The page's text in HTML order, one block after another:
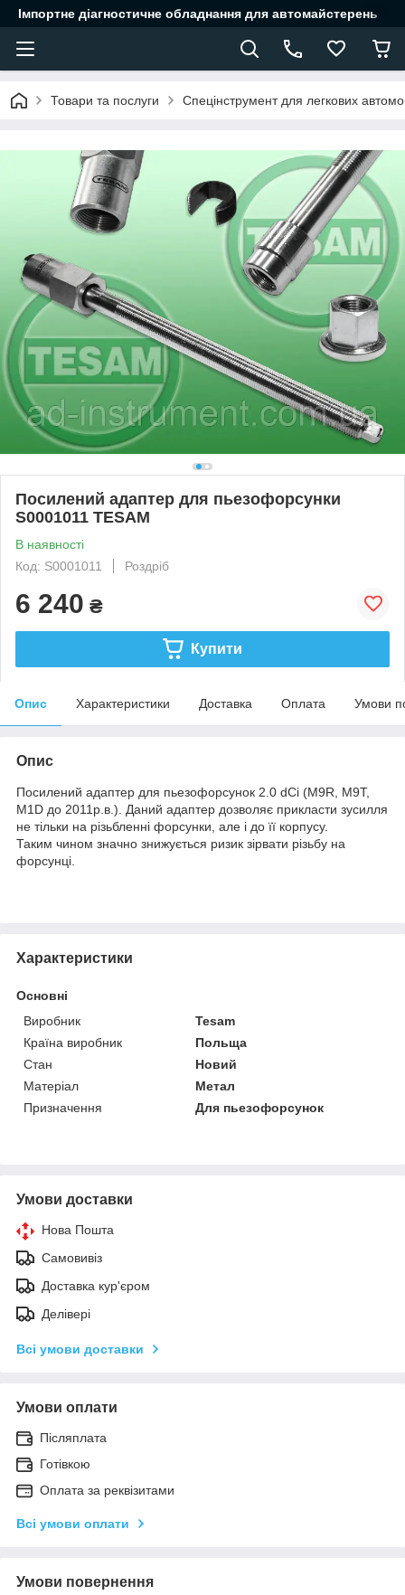
Імпортне діагностичне обладнання для автомайстерень
Товари та послуги Спецінструмент для легкових
Посилений адаптер для пьезофорсунки
S0001011 TESAM
В наявності
Код: S0001011
Роздріб
6 240 ₴
Купити
Опис Характеристики Доставка Оплата Умови
Опис
Посилений адаптер для пьезофорсунок 2.0 dCi (M9R, M9T,
M1D до 2011р.в.). Даний адаптер дозволяє прикласти зусилля
не тільки на різьбленні форсунки, але і до її корпусу.
Таким чином значно знижується ризик зірвати різьбу на
форсунці.
Характеристики
Основні
Виробник
Tesam
Країна виробник
Польща
Стан
Новий
Матеріал
Метал
Призначення
Для пьезофорсунок
Умови доставки
Нова Пошта
Самовивіз
Доставка кур'єром
Делівері
Всі умови доставки
Умови оплати
Післяплата
Готівкою
Оплата за реквізитами
Всі умови оплати
Умови повернення